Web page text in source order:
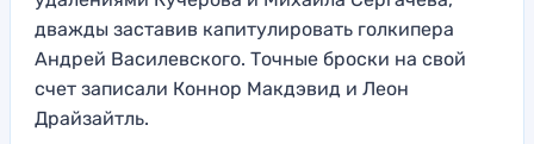
дважды заставив капитулировать голкипера
Андрей Василевского. Точные броски на свой
счет записали Коннор Макдэвид и Леон
Драйзайтль.